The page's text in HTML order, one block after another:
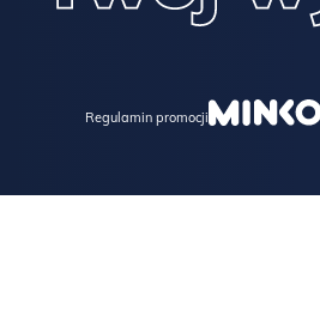
Regulamin promocji